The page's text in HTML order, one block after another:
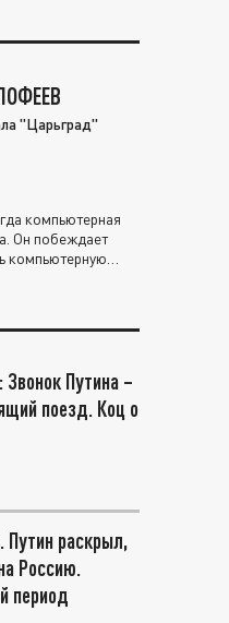
"Царьград"
компьютерная
Он побеждает
компьютерную
Путина –
поезд. Коц о
Путин раскрыл,
Россию.
период